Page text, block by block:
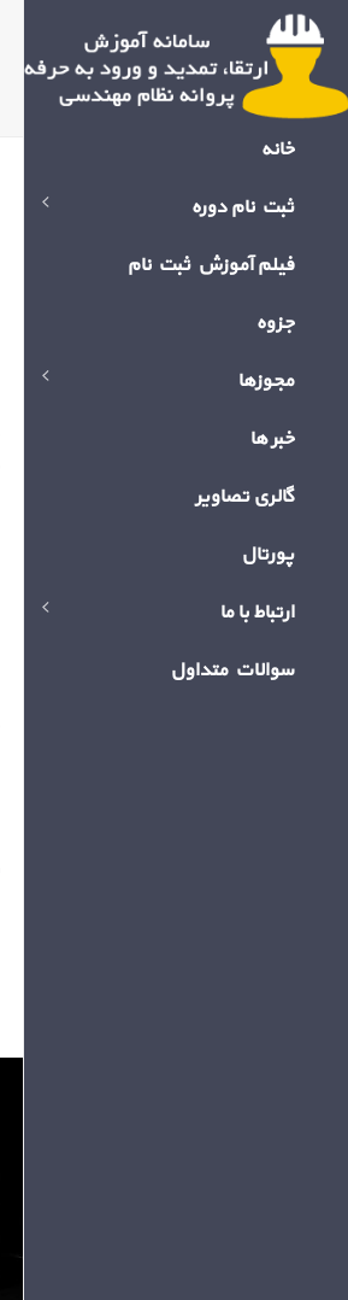
خانه
ثبت نام دوره
فیلم آموزش ثبت نام
جزوه
مجوزها
خبر ها
گالری تصاویر
پورتال
ارتباط با ما
سوالات متداول